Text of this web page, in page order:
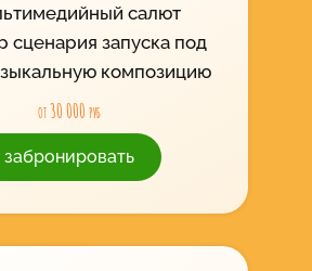
салют
сценария запуска под
композицию
от 30 000 руб
забронировать